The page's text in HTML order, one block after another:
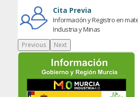
Cita Previa
Información y Registro en
Industria y Minas
Previous Next